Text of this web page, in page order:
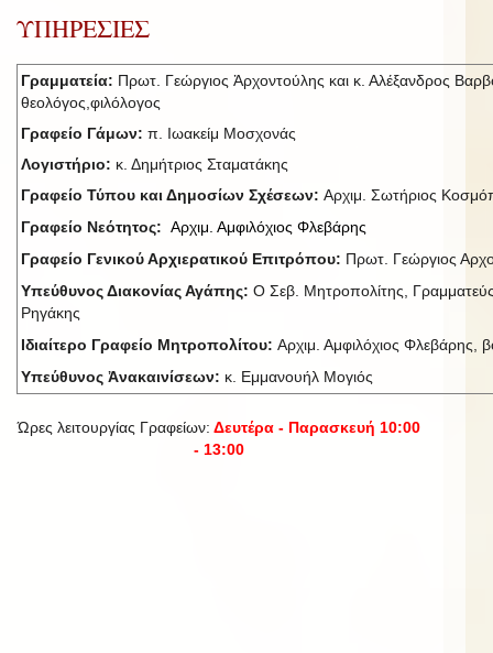
ΥΠΗΡΕΣΙΕΣ
Γραμματεία: Πρωτ. Γεώργιος Ἀρχοντούλης και κ. Αλέξανδρος
θεολόγος,φιλόλογος
Γραφείο Γάμων: π. Ιωακείμ Μοσχονάς
Λογιστήριο: κ. Δημήτριος Σταματάκης
Γραφείο Τύπου και Δημοσίων Σχέσεων: Αρχιμ. Σωτήριος
Γραφείο Νεότητος: Αρχιμ. Αμφιλόχιος Φλεβάρης
Γραφείο Γενικού Αρχιερατικού Επιτρόπου: Πρωτ. Γεώργιος
Υπεύθυνος Διακονίας Αγάπης: Ο Σεβ. Μητροπολίτης,
Ρηγάκης
Ιδιαίτερο Γραφείο Μητροπολίτου: Αρχιμ. Αμφιλόχιος Φλεβάρης,
Υπεύθυνος Ἀνακαινίσεων: κ. Εμμανουήλ Μογιός
Ώρες λειτουργίας Γραφείων: Δευτέρα - Παρασκευή 10:00
- 13:00